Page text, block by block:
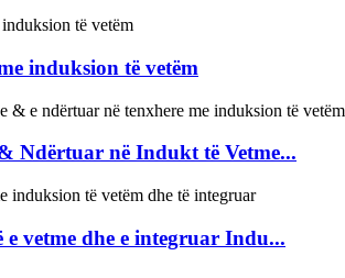
induksion të vetëm
Ndërtuar në Indukt të Vetme...
e vetme dhe e integruar Indu...